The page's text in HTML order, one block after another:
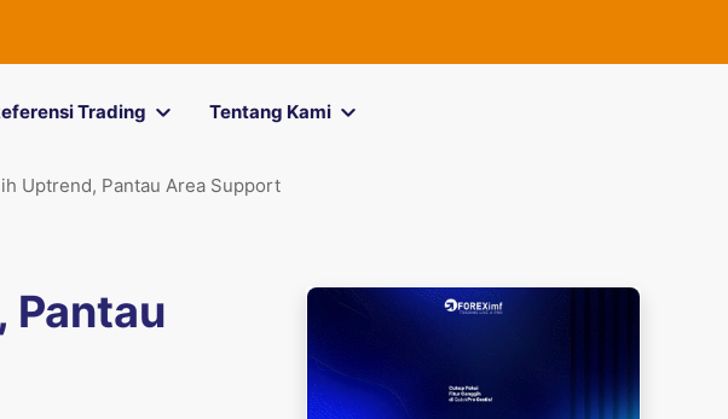
Trading Tentang Kami
Uptrend, Pantau Area Support
Pantau